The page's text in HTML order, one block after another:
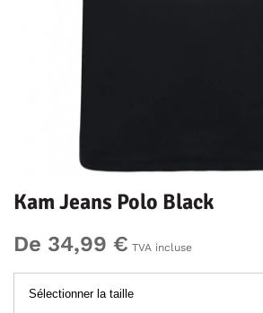
Kam Jeans Polo Black
De 34,99 € TVA incluse